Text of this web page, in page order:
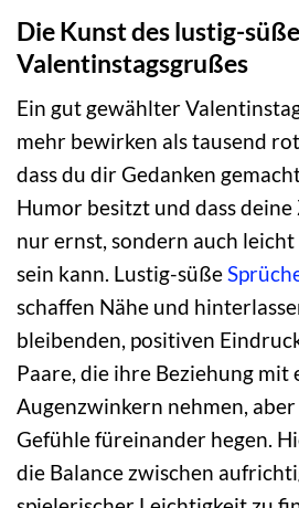
Die Kunst des lustig-
Valentinstagsgrußes
Ein gut gewählter
mehr bewirken als tausend
dass du dir Gedanken
Humor besitzt und dass
nur ernst, sondern auch
sein kann. Lustig-süße
schaffen Nähe und
bleibenden, positiven
Paare, die ihre Beziehung mit
Augenzwinkern nehmen,
Gefühle füreinander hegen.
die Balance zwischen